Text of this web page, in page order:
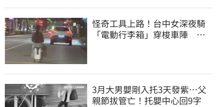
怪奇工具上路！台中女深夜騎
「電動行李箱」穿梭車陣 網
3月大男嬰剛入托3天發紫…父
親節拔管亡！托嬰中心回9字